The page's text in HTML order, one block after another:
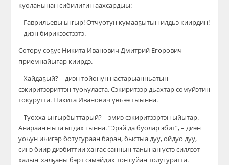
куолаһынан сибилигин аахсардыы:
– Гаврильевы ыҥыр! Отчуотун кумааҕытын илдьэ киирдин!
– диэн бирикээстээтэ.
Сотору соҕус Никита Иванович Дмитрий Егорович
приемнайыгар киирдэ.
– Хайдаҕый? – диэн тойонун настарыанньатын
сэкиритээриттэн туоһуласта. Сэкиритээр дьахтар сөмүйэтин
токурутта. Никита Иванович үөһээ тыынна.
– Туохха ыҥырбыттарый? – эмиэ сэкиритээртэн ыйытар.
Анарааҥҥыта ыгдах гынна. “Эрэй да буолар эбит”, – диэн
уоһун иһигэр ботугураан баран, быстыа дуу, ойдуо дуу,
синэ биир диэбиттии хаҥас саннын таһынан үстэ силлээт
халыҥ халҕаны бэрт сэмэйдик тоҥсуйан толугуратта.